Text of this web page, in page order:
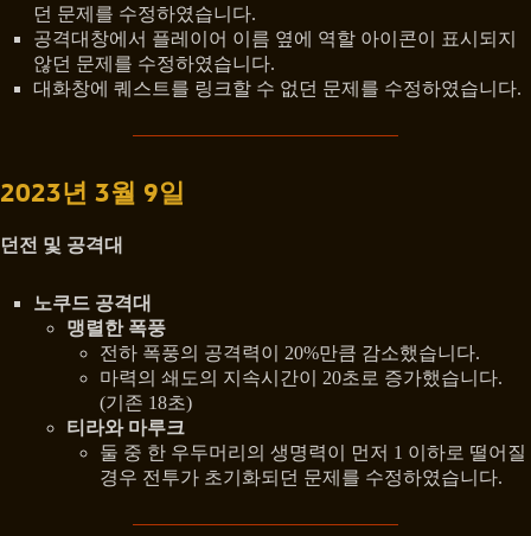
던 문제를 수정하였습니다.
공격대창에서 플레이어 이름 옆에 역할 아이콘이 표시되지
않던 문제를 수정하였습니다.
대화창에 퀘스트를 링크할 수 없던 문제를 수정하였습니다.
2023년 3월 9일
던전 및 공격대
노쿠드 공격대
맹렬한 폭풍
전하 폭풍의 공격력이 20%만큼 감소했습니다.
마력의 쇄도의 지속시간이 20초로 증가했습니다.
(기존 18초)
티라와 마루크
둘 중 한 우두머리의 생명력이 먼저 1 이하로 떨어질
경우 전투가 초기화되던 문제를 수정하였습니다.